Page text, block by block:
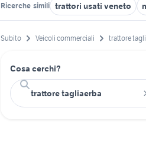
Ricerche simili trattori usati veneto
Subito Veicoli commerciali trattore
Cosa cerchi?